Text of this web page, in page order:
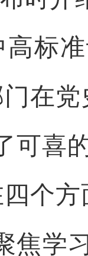
标
在
可喜
个
焦学